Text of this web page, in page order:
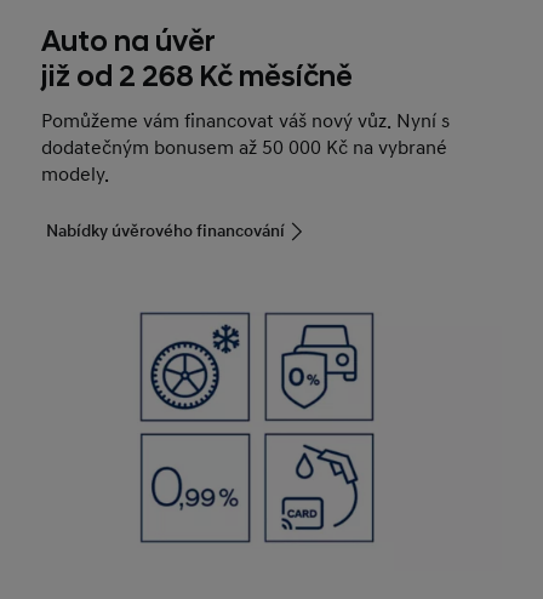
Auto na úvěr
již od 2 268 Kč měsíčně
Pomůžeme vám financovat váš nový vůz. Nyní s
dodatečným bonusem až 50 000 Kč na vybrané
modely.
Nabídky úvěrového financování